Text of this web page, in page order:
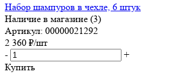
Набор шампуров в чехле, 6 штук
Наличие в магазине (3)
Артикул: 00000021292
2 360 ₽/шт
-
+
Купить